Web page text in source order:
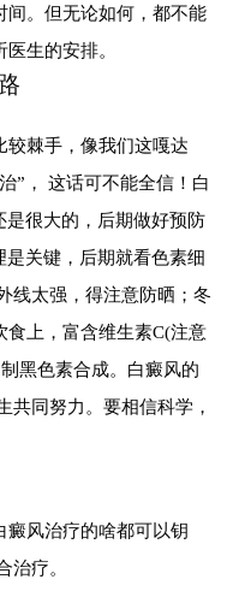
间。但无论如何，都不能
生的安排。
较棘手，像我们这嘎达
”， 这话可不能全信！白
很大的，后期做好预防
是关键，后期就看色素细
线太强，得注意防晒；冬
食上，富含维生素C(注意
黑色素合成。白癜风的
共同努力。要相信科学，
癜风治疗的啥都可以钥
治疗。